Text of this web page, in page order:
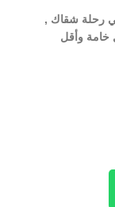
رحلة شقاك ,
خامة وأقل